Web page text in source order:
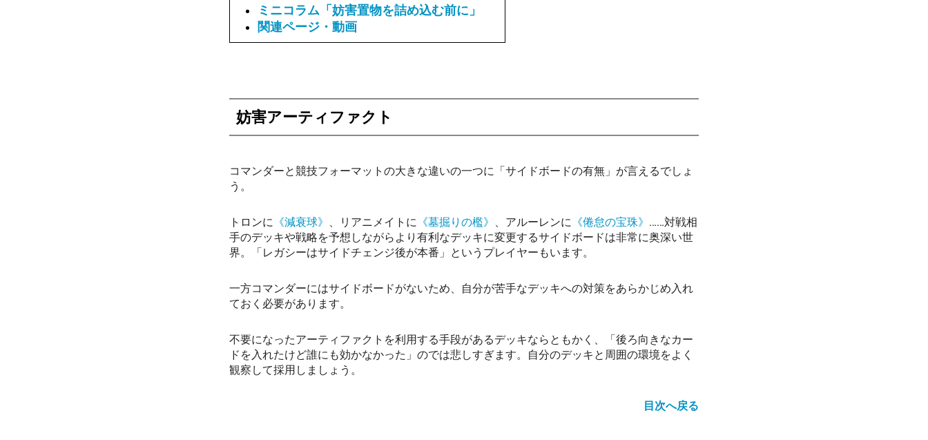
ミニコラム「妨害置物を詰め込む前に」
関連ページ・動画
妨害アーティファクト
コマンダーと競技フォーマットの大きな違いの一つに「サイドボードの有無」が言えるでしょ
う。
トロンに 《減衰球》 、リアニメイトに 《墓掘りの檻》 、アルーレンに 《倦怠の宝珠》 ……対戦相
手のデッキや戦略を予想しながらより有利なデッキに変更するサイドボードは非常に奥深い世
界。「レガシーはサイドチェンジ後が本番」というプレイヤーもいます。
一方コマンダーにはサイドボードがないため、自分が苦手なデッキへの対策をあらかじめ入れ
ておく必要があります。
不要になったアーティファクトを利用する手段があるデッキならともかく、「後ろ向きなカー
ドを入れたけど誰にも効かなかった」のでは悲しすぎます。自分のデッキと周囲の環境をよく
観察して採用しましょう。
目次へ戻る